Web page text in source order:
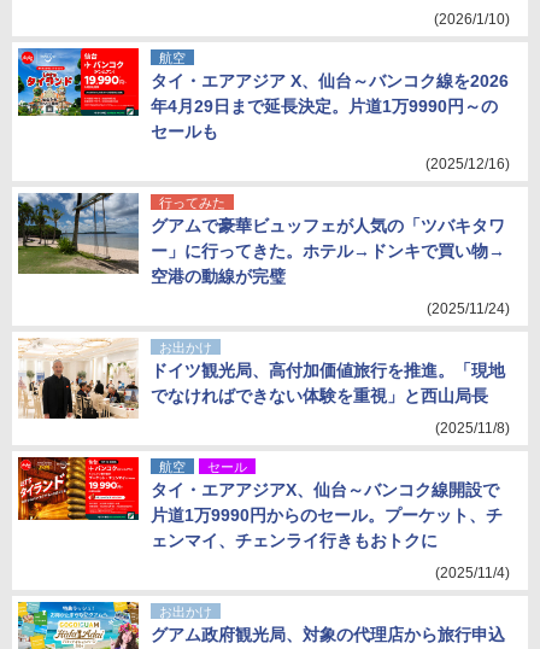
(2026/1/10)
航空
タイ・エアアジア X、仙台～バンコク線を2026
年4月29日まで延長決定。片道1万9990円～の
セールも
(2025/12/16)
行ってみた
グアムで豪華ビュッフェが人気の「ツバキタワ
ー」に行ってきた。ホテル→ドンキで買い物→
空港の動線が完璧
(2025/11/24)
お出かけ
ドイツ観光局、高付加価値旅行を推進。「現地
でなければできない体験を重視」と西山局長
(2025/11/8)
航空 セール
タイ・エアアジアX、仙台～バンコク線開設で
片道1万9990円からのセール。プーケット、チ
ェンマイ、チェンライ行きもおトクに
(2025/11/4)
お出かけ
グアム政府観光局、対象の代理店から旅行申込